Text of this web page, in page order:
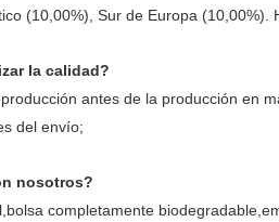
(10,00%), Sur de Europa
la calidad?
antes de la producción en
del envío;
nosotros?
completamente